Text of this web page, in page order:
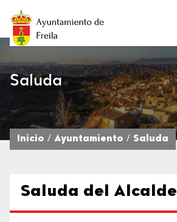
Saluda
Inicio Ayuntamiento Saluda
Saluda del Alcalde